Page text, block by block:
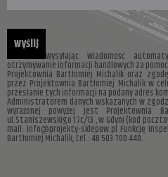
Wysyłając wiadomość
otrzymywanie informacji handlowych za
Projektownia Bartłomiej Michalik oraz
przez Projektownia Bartłomiej Michalik w
przesłanie tych informacji na podany adres
Administratorem danych wskazanych w
wyrażonej powyżej jest Projektownia
ul.Staniszewskigo 17c/13 , w Gdyni (kod
mail: info@projekty-sklepow.pl Funkcję
Bartłomiej Michalik, tel.: 48 503 700 440.